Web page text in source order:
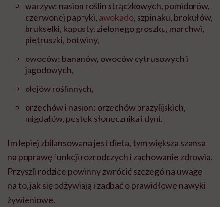
warzyw: nasion roślin strączkowych, pomidorów,
czerwonej papryki, awokado, szpinaku, brokułów,
brukselki, kapusty, zielonego groszku, marchwi,
pietruszki, botwiny,
owoców: bananów, owoców cytrusowych i
jagodowych,
olejów roślinnych,
orzechów i nasion: orzechów brazylijskich,
migdałów, pestek słonecznika i dyni.
Im lepiej zbilansowana jest dieta, tym większa szansa
na poprawę funkcji rozrodczych i zachowanie zdrowia.
Przyszli rodzice powinny zwrócić szczególną uwagę
na to, jak się odżywiają i zadbać o prawidłowe nawyki
żywieniowe.